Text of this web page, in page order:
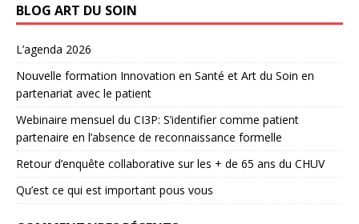
BLOG ART DU SOIN
L’agenda 2026
Nouvelle formation Innovation en Santé et Art du Soin en
partenariat avec le patient
Webinaire mensuel du CI3P: S’identifier comme patient
partenaire en l’absence de reconnaissance formelle
Retour d’enquête collaborative sur les + de 65 ans du CHUV
Qu’est ce qui est important pous vous